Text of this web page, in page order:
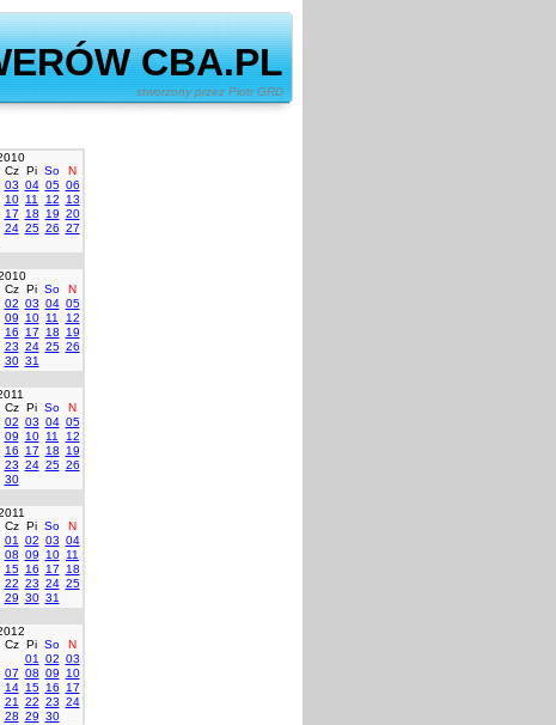
CBA.PL
przez Piotr GRD
Cz Pi So
N
03 04 05 06
10 11 12
13
17 18 19 20
24 25 26 27
Cz Pi So
N
02 03 04 05
09 10 11
12
16 17 18
19
23 24 25 26
30 31
Cz Pi So
N
02 03 04 05
09 10 11
12
16 17 18
19
23 24 25 26
30
Cz Pi So
N
01
02 03 04
08 09 10 11
15 16 17
18
22 23 24 25
29 30 31
Cz Pi So
N
01
02 03
07 08 09
10
14 15 16
17
21 22 23 24
28 29 30